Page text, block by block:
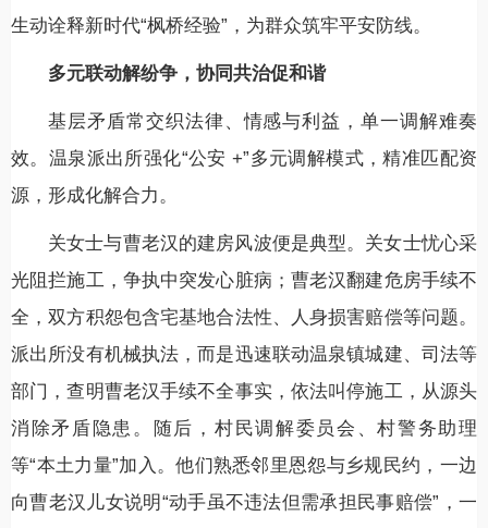
生动诠释新时代“枫桥经验”，为群众筑牢平安防线。
多元联动解纷争，协同共治促和谐
基层矛盾常交织法律、情感与利益，单一调解难奏
效。温泉派出所强化“公安 +”多元调解模式，精准匹配资
源，形成化解合力。
关女士与曹老汉的建房风波便是典型。关女士忧心采
光阻拦施工，争执中突发心脏病；曹老汉翻建危房手续不
全，双方积怨包含宅基地合法性、人身损害赔偿等问题。
派出所没有机械执法，而是迅速联动温泉镇城建、司法等
部门，查明曹老汉手续不全事实，依法叫停施工，从源头
消除矛盾隐患。
随后，村民调解委员会、村警务助理
等“本土力量”加入。他们熟悉邻里恩怨与乡规民约，一边
向曹老汉儿女说明“动手虽不违法但需承担民事赔偿”，一